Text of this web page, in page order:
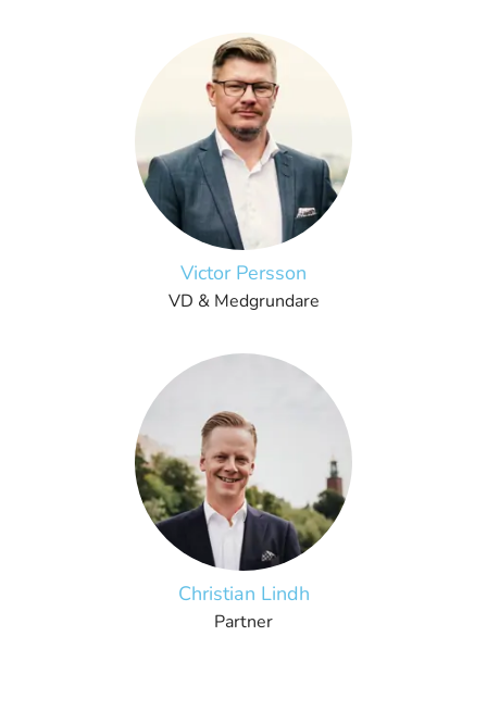
Victor Persson
VD & Medgrundare
Christian Lindh
Partner